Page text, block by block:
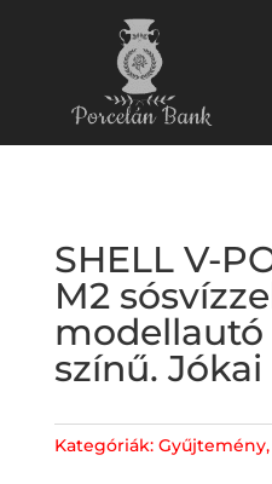
SHELL V-
M2
modellautó
színű. Jókai
Kategóriák: Gyűjtemény,